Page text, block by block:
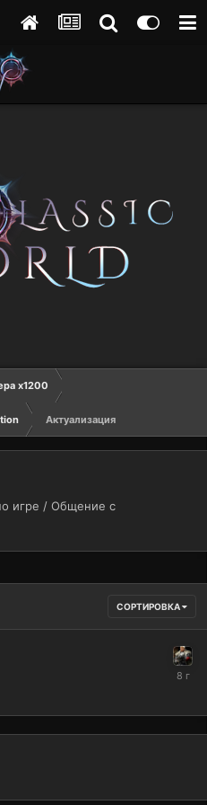
х1200
Актуализация
игре / Общение с
СОРТИРОВКА